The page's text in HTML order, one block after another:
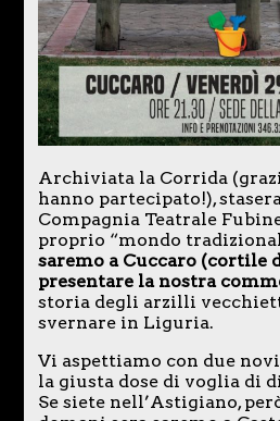
Archiviata la Corrida
hanno partecipato!),
Compagnia Teatrale
proprio “mondo
saremo a Cuccaro (cortile
presentare la nostra
storia degli arzilli
svernare in Liguria.
Vi aspettiamo con due
la giusta dose di voglia di
Se siete nell’Astigiano,